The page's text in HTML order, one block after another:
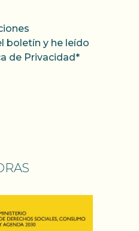
boletín y he leído
de Privacidad*